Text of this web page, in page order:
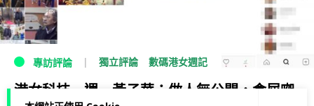
專訪評論 獨立評論 數碼港女週記
港女科技一週 黃子華：做人無公關，食屎㗎